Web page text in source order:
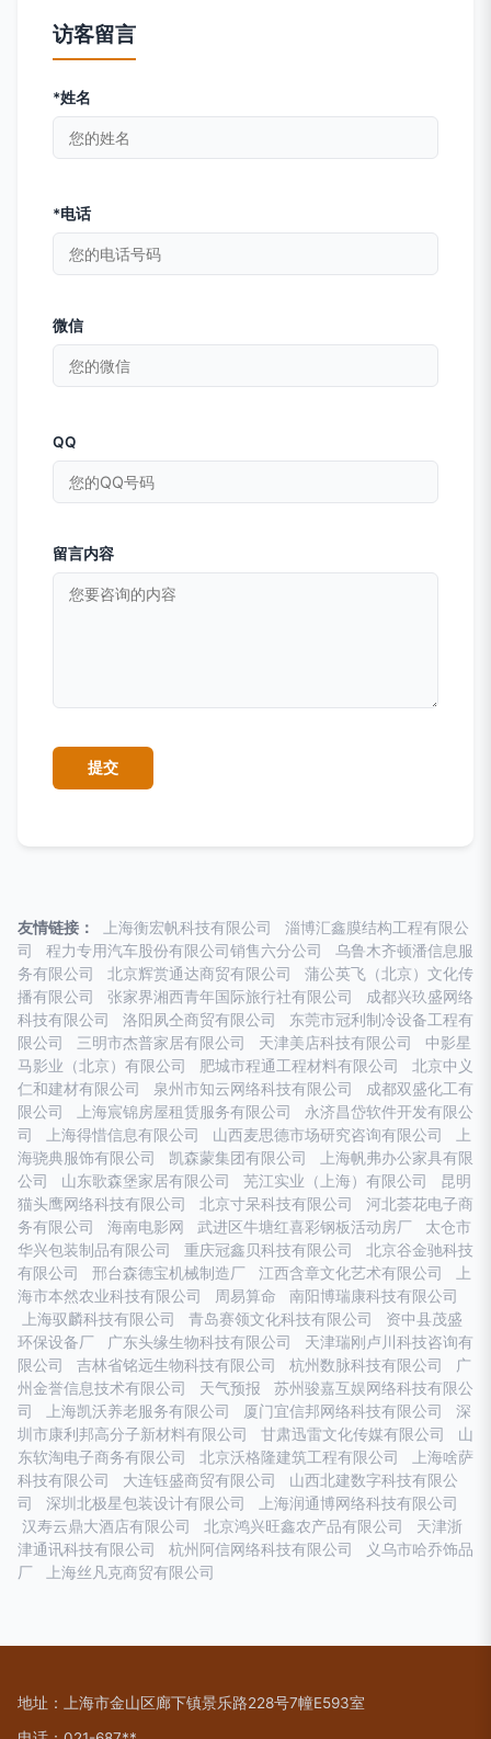
访客留言
*姓名
*电话
微信
QQ
留言内容
友情链接： 上海衡宏帆科技有限公司
淄博汇鑫膜结构工程有限公
司
程力专用汽车股份有限公司销售六分公司
乌鲁木齐顿潘信息服
务有限公司
北京辉赏通达商贸有限公司
蒲公英飞（北京）文化传
播有限公司
张家界湘西青年国际旅行社有限公司
成都兴玖盛网络
科技有限公司
洛阳夙仝商贸有限公司
东莞市冠利制冷设备工程有
限公司
三明市杰普家居有限公司 天津美店科技有限公司
中影星
马影业（北京）有限公司
肥城市程通工程材料有限公司
北京中义
仁和建材有限公司
泉州市知云网络科技有限公司
成都双盛化工有
限公司
上海宸锦房屋租赁服务有限公司
永济昌岱软件开发有限公
司
上海得惜信息有限公司 山西麦思德市场研究咨询有限公司
上
海骁典服饰有限公司
凯森蒙集团有限公司
上海帆弗办公家具有限
公司
山东歌森堡家居有限公司 芜江实业（上海）有限公司
昆明
猫头鹰网络科技有限公司
北京寸呆科技有限公司
河北荟花电子商
务有限公司
海南电影网 武进区牛塘红喜彩钢板活动房厂
太仓市
华兴包装制品有限公司
重庆冠鑫贝科技有限公司
北京谷金驰科技
有限公司
邢台森德宝机械制造厂 江西含章文化艺术有限公司
上
海市本然农业科技有限公司
周易算命
南阳博瑞康科技有限公司
上海驭麟科技有限公司
青岛赛领文化科技有限公司
资中县茂盛
环保设备厂
广东头缘生物科技有限公司
天津瑞刚卢川科技咨询有
限公司
吉林省铭远生物科技有限公司 杭州数脉科技有限公司
广
州金誉信息技术有限公司
天气预报
苏州骏嘉互娱网络科技有限公
司
上海凯沃养老服务有限公司 厦门宜信邦网络科技有限公司
深
圳市康利邦高分子新材料有限公司
甘肃迅雷文化传媒有限公司
山
东软淘电子商务有限公司
北京沃格隆建筑工程有限公司
上海啥萨
科技有限公司
大连钰盛商贸有限公司
山西北建数字科技有限公
司
深圳北极星包装设计有限公司
上海润通博网络科技有限公司
汉寿云鼎大酒店有限公司
北京鸿兴旺鑫农产品有限公司
天津浙
津通讯科技有限公司
杭州阿信网络科技有限公司
义乌市哈乔饰品
厂
上海丝凡克商贸有限公司
地址：上海市金山区廊下镇景乐路228号7幢E593室